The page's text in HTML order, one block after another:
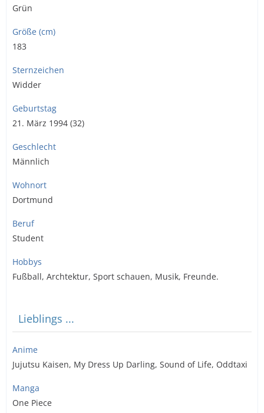
Grün
Größe (cm)
183
Sternzeichen
Widder
Geburtstag
21. März 1994 (32)
Geschlecht
Männlich
Wohnort
Dortmund
Beruf
Student
Hobbys
Fußball, Archtektur, Sport schauen, Musik, Freunde.
Lieblings ...
Anime
Jujutsu Kaisen, My Dress Up Darling, Sound of Life, Oddtaxi
Manga
One Piece